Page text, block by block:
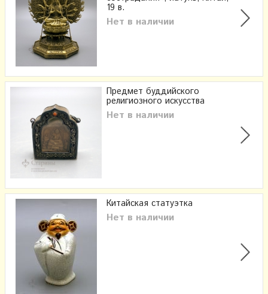
19 в.
Нет в наличии
Предмет буддийского
религиозного искусства
Нет в наличии
Китайская статуэтка
Нет в наличии